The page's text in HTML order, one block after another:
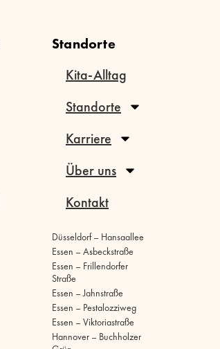
Standorte
Kita-Alltag
Standorte
Karriere
Über uns
Kontakt
Düsseldorf – Hansaallee
Essen – Asbeckstraße
Essen – Frillendorfer
Straße
Essen – Jahnstraße
Essen – Pestalozziweg
Essen – Viktoriastraße
Hannover – Buchholzer